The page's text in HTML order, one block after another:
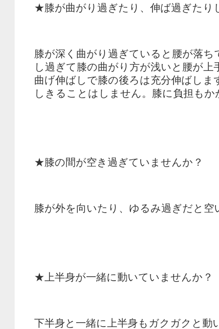
★膝が曲がり過ぎたり、伸ば過ぎたり
膝が深く曲がり過ぎていると腰が落ち
し過ぎて膝の曲がり方が浅いと腰が上
曲げ伸ばしで膝の後ろは充分伸ばしま
しきることはしません。膝に負担もか
★膝の間が空き過ぎていませんか？
膝が外を向いたり、ゆるみ過ぎだと空
★上半身が一緒に動いていませんか？
下半身と一緒に上半身もガクガクと動